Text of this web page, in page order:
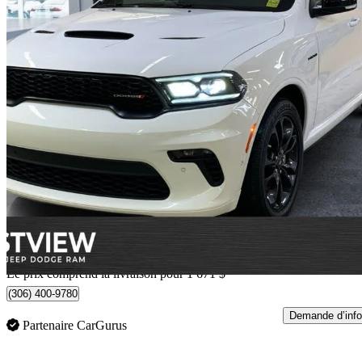
2021 Dodge Durango
R/T AWD
38 651 $ Affaire
503 $/mois env.
Livraison à domicile de Regina, SK
Le prix comprend la livraison pour 1 671 $
(306) 400-9780
Partenaire CarGurus
Demande d’info